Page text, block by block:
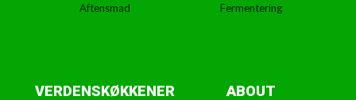
Aftensmad
Fermentering
VERDENSKØKKENER ABOUT